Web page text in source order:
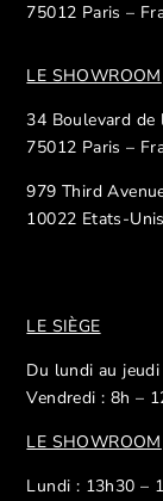
75012 Paris –
LE SHOWROOM
34 Boulevard de
75012 Paris –
979 Third
10022 Etats-Unis
LE SIÈGE
Du lundi au
Vendredi : 8h –
LE SHOWROOM
Lundi : 13h30 –